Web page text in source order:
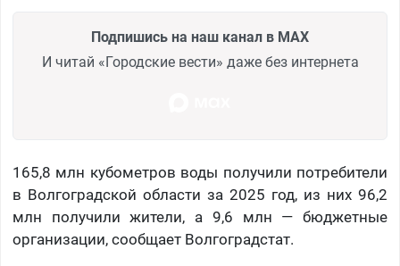
Подпишись на наш канал в MAX
И читай «Городские вести» даже без интернета
165,8 млн кубометров воды получили потребители
в Волгоградской области за 2025 год, из них 96,2
млн получили жители, а 9,6 млн — бюджетные
организации, сообщает Волгоградстат.